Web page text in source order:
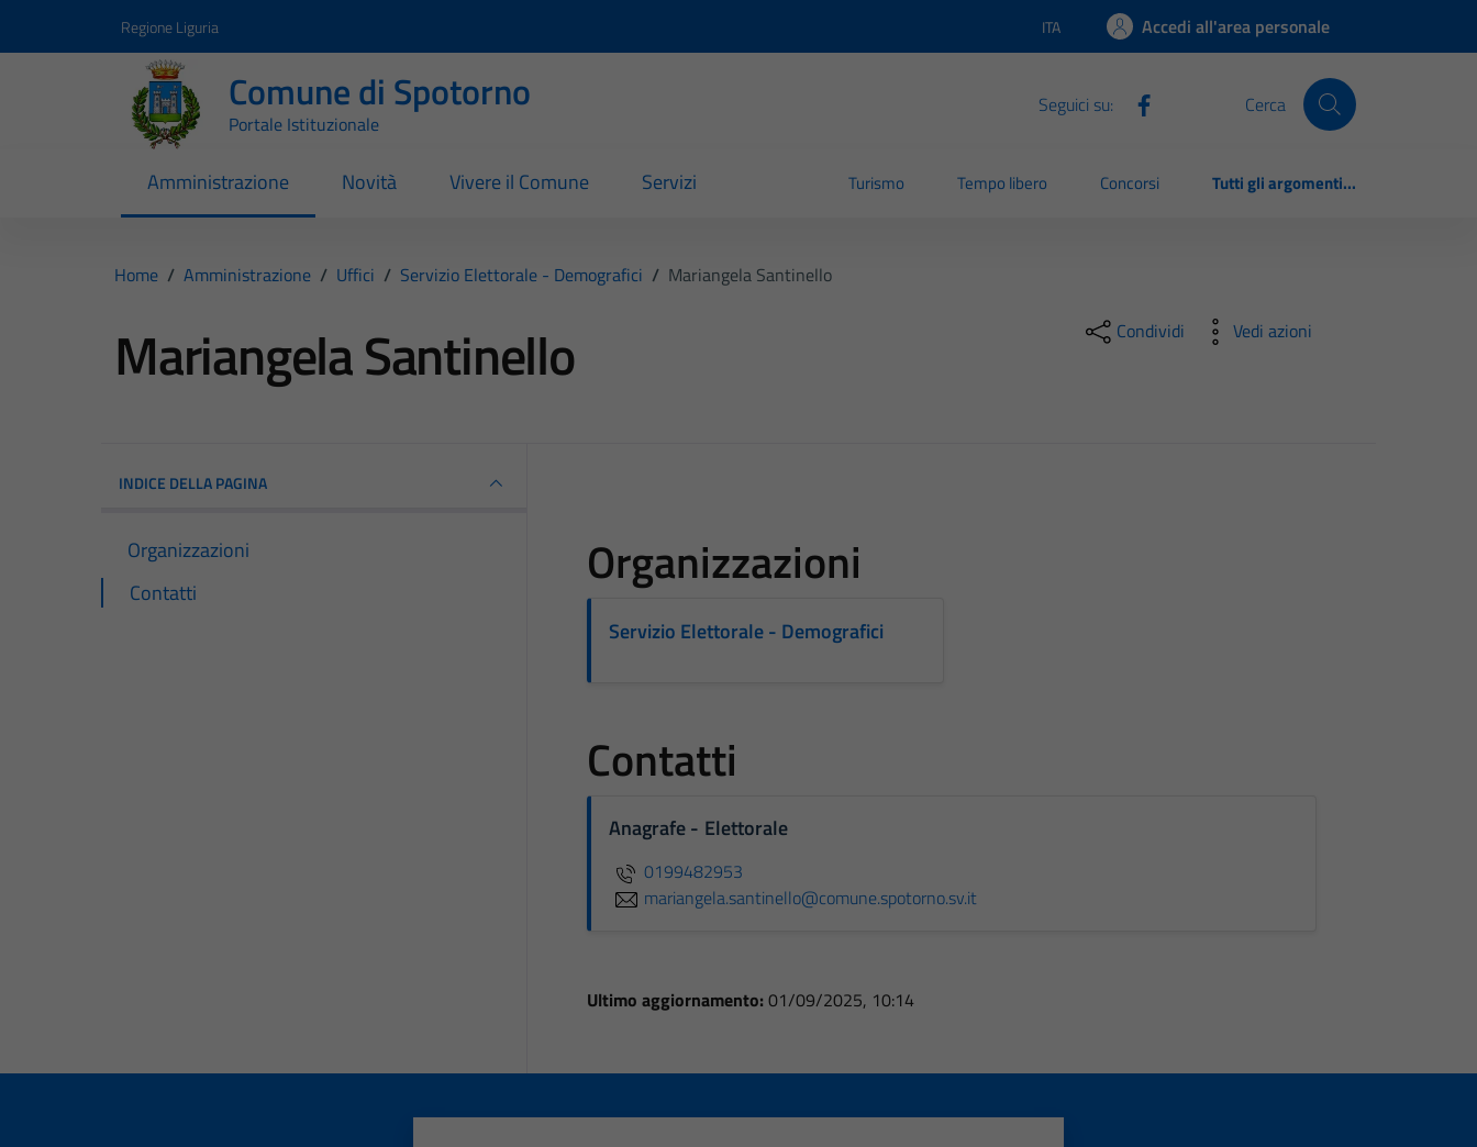
Regione Liguria Lingua attiva:
ITA Accedi all'area personale
Comune di Spotorno
Portale Istituzionale
Seguici su: Cerca
Amministrazione Novità Vivere il Comune Servizi Turismo Tempo libero Concorsi Tutti gli argomenti...
Home / Amministrazione / Uffici / Servizio Elettorale - Demografici / Mariangela Santinello
Mariangela Santinello Condividi Vedi azioni
INDICE DELLA PAGINA
Organizzazioni
Contatti
Organizzazioni
Servizio Elettorale - Demografici
Contatti
Anagrafe - Elettorale
0199482953
mariangela.santinello@comune.spotorno.sv.it
Ultimo aggiornamento: 01/09/2025, 10:14